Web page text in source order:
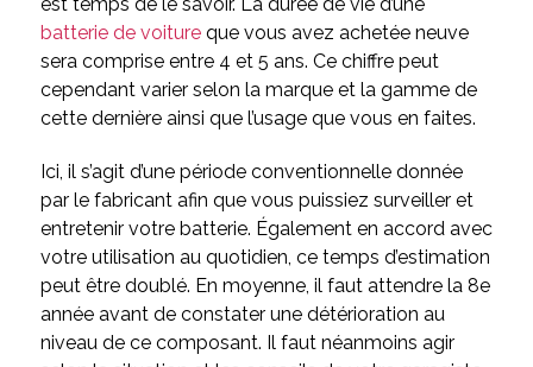
batterie de voitureque vous avez achetée neuve
sera comprise entre 4 et 5 ans. Ce chiffre peut
cependant varier selon la marque et la gamme de
cette dernière ainsi que l’usage que vous en faites.
Ici, il s’agit d’une période conventionnelle donnée
par le fabricant afin que vous puissiez surveiller et
entretenir votre batterie. Également en accord avec
votre utilisation au quotidien, ce temps d’estimation
peut être doublé. En moyenne, il faut attendre la 8e
année avant de constater une détérioration au
niveau de ce composant. Il faut néanmoins agir